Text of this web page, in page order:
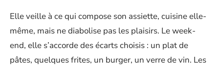
Elle veille à ce qui compose son assiette, cuisine elle-
même, mais ne diabolise pas les plaisirs. Le week-
end, elle s’accorde des écarts choisis : un plat de
pâtes, quelques frites, un burger, un verre de vin. Les